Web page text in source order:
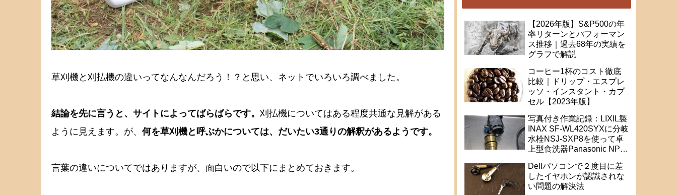
草刈機と刈払機の違いってなんなんだろう！？と思い、ネットでいろいろ調べました。
結論を先に言うと、サイトによってばらばらです。 刈払機についてはある程度共通な見解がある
ように見えます。が、 何を草刈機と呼ぶかについては、だいたい3通りの解釈があるようです。
言葉の違いについてではありますが、面白いので以下にまとめておきます。
【2026年版】S&P500の年
率リターンとパフォーマン
ス推移｜過去68年の実績を
グラフで解説
コーヒー1杯のコスト徹底
比較｜ドリップ・エスプレ
ッソ・インスタント・カプ
セル【2023年版】
写真付き作業記録：LIXIL製
INAX SF-WL420SYXに分岐
水栓NSJ-SXP8を使って卓
上型食洗器Panasonic NP-
Dellパソコンで２度目に差
したイヤホンが認識されな
い問題の解決法